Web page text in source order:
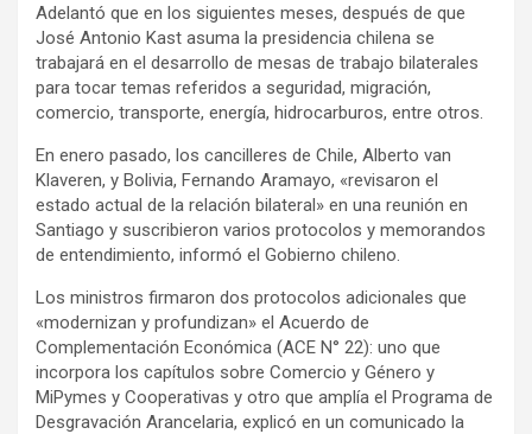
e
r
t
i
s
e
m
e
n
t
:
Adelantó que en los siguientes meses, después de que
José Antonio Kast asuma la presidencia chilena se
trabajará en el desarrollo de mesas de trabajo bilaterales
para tocar temas referidos a seguridad, migración,
comercio, transporte, energía, hidrocarburos, entre otros.
En enero pasado, los cancilleres de Chile, Alberto van
Klaveren, y Bolivia, Fernando Aramayo, «revisaron el
estado actual de la relación bilateral» en una reunión en
Santiago y suscribieron varios protocolos y memorandos
de entendimiento, informó el Gobierno chileno.
Los ministros firmaron dos protocolos adicionales que
«modernizan y profundizan» el Acuerdo de
Complementación Económica (ACE N° 22): uno que
incorpora los capítulos sobre Comercio y Género y
MiPymes y Cooperativas y otro que amplía el Programa de
Desgravación Arancelaria, explicó en un comunicado la